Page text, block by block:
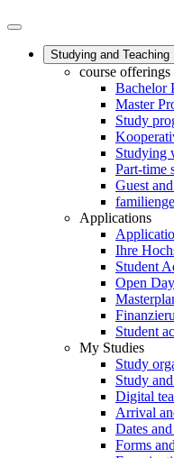
Studying and Teaching
course offerings
Bachelor
Master
Study
Studying
Part-time
Guest
Applications
Ihre
Student
Open Day
Student
My Studies
Study
Study
Digital
Arrival
Dates
Forms